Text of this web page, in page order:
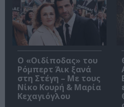
O «Οιδίποδας» του
Ρόμπερτ Άικ ξανά
στη Στέγη – Με τους
Νίκο Κουρή & Μαρία
Κεχαγιόγλου